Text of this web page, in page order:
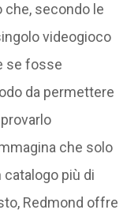
che, secondo le
videogioco
se fosse
da permettere
che solo
più di
Redmond offre